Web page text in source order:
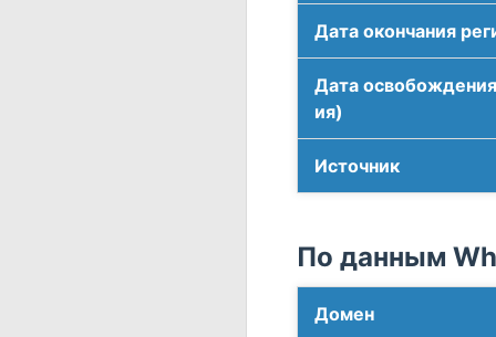
Дата окончания
Дата
ия)
Источник
По данным
Домен